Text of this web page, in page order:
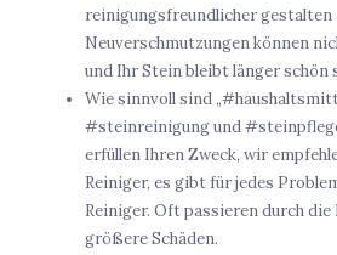
reinigungsfreundlicher gestalten .
Neuverschmutzungen können
und Ihr Stein bleibt länger schön
Wie sinnvoll sind
#steinreinigung und
erfüllen Ihren Zweck, wir
Reiniger, es gibt für jedes
Reiniger. Oft passieren durch
größere Schäden.